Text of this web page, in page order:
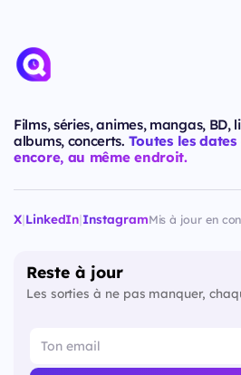
Films, séries, animes, mangas, BD,
albums, concerts. Toutes les
encore, au même endroit.
X|LinkedIn|InstagramMis à jour en
Reste à jour
Les sorties à ne pas manquer,